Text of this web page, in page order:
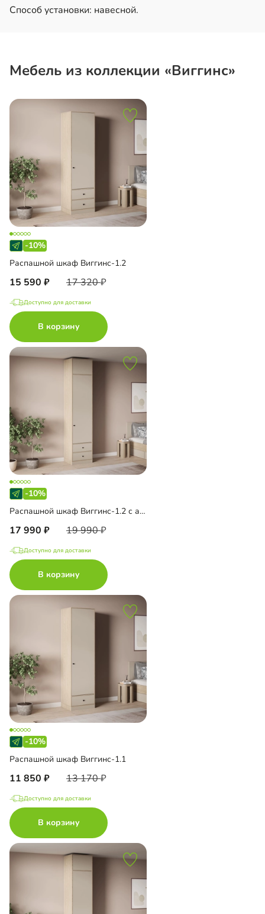
Способ установки: навесной.
Мебель из коллекции «Виггинс»
-10%
Распашной шкаф Виггинс-1.2
15 590 17 320
Доступно для доставки
В корзину
-10%
Распашной шкаф Виггинс-1.2 с антресолью
17 990 19 990
Доступно для доставки
В корзину
-10%
Распашной шкаф Виггинс-1.1
11 850 13 170
Доступно для доставки
В корзину